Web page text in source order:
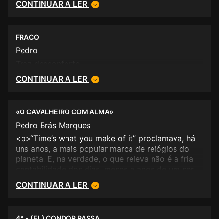
CONTINUAR A LER
FRACO
Pedro
CONTINUAR A LER
«O CAVALHEIRO COM ALMA»
Pedro Brás Marques
<p>“Time’s what you make of it” proclamava, há
uns anos, a mais popular marca de relógios do
planeta. E, na verdade, o que releva não é a fria
humano, mas o que efectivamente experienciou. E
sendo cada ser humano um universo único e
CONTINUAR A LER